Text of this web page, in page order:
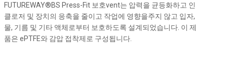
FUTUREWAY®BS Press-Fit 보호vent는 압력을 균등화하고 인
클로저 및 장치의 응축을 줄이고 작업에 영향을주지 않고 입자,
물, 기름 및 기타 액체로부터 보호하도록 설계되었습니다. 이 제
품은 ePTFE와 감압 접착제로 구성됩니다.